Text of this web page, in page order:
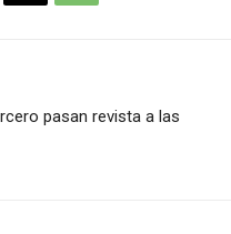
pasan revista a las